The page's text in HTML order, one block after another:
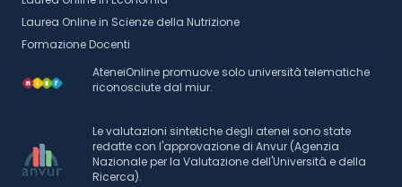
Laurea Online in Scienze della Nutrizione
Formazione Docenti
AteneiOnline promuove solo università telematiche
riconosciute dal miur.
Le valutazioni sintetiche degli atenei sono state
redatte con l'approvazione di Anvur (Agenzia
Nazionale per la Valutazione dell'Università e della
Ricerca).